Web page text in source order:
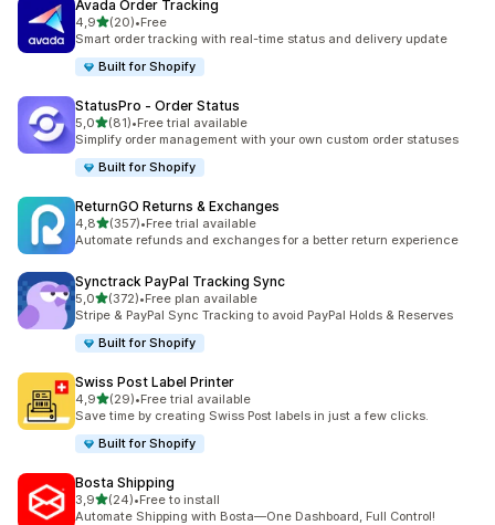
Avada Order Tracking
4,9de 5 estrelas
(20)
20 total de avaliações
•Free
Smart order tracking with real-time status and delivery update
Built for Shopify
StatusPro ‑ Order Status
5,0de 5 estrelas
(81)
81 total de avaliações
•Free trial available
Simplify order management with your own custom order statuses
Built for Shopify
ReturnGO Returns & Exchanges
4,8de 5 estrelas
(357)
357 total de avaliações
•Free trial available
Automate refunds and exchanges for a better return experience
Synctrack PayPal Tracking Sync
5,0de 5 estrelas
(372)
372 total de avaliações
•Free plan available
Stripe & PayPal Sync Tracking to avoid PayPal Holds & Reserves
Built for Shopify
Swiss Post Label Printer
4,9de 5 estrelas
(29)
29 total de avaliações
•Free trial available
Save time by creating Swiss Post labels in just a few clicks.
Built for Shopify
Bosta Shipping
3,9de 5 estrelas
(24)
24 total de avaliações
•Free to install
Automate Shipping with Bosta—One Dashboard, Full Control!